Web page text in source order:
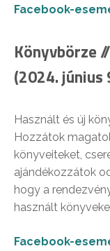
Facebook-
Könyvbörze
(2024. június
Használt és új
Hozzátok
könyveiteket,
ajándékozzátok
hogy a
használt
Facebook-